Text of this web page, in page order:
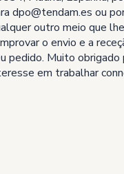
dpo@tendam.es ou
outro meio que
o envio e a
pedido. Muito obrigado
em trabalhar